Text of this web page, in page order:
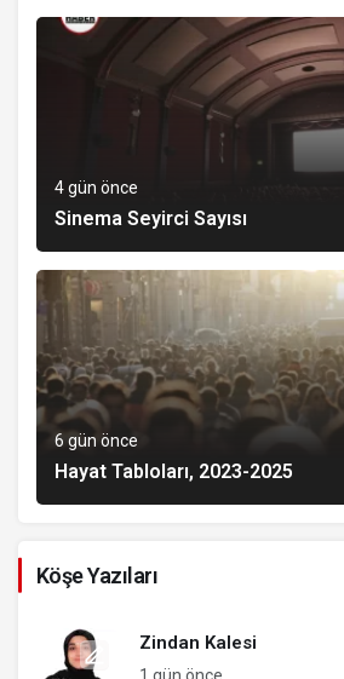
4 gün önce
Sinema Seyirci Sayısı
6 gün önce
Hayat Tabloları, 2023-2025
Köşe Yazıları
Zindan Kalesi
1 gün önce